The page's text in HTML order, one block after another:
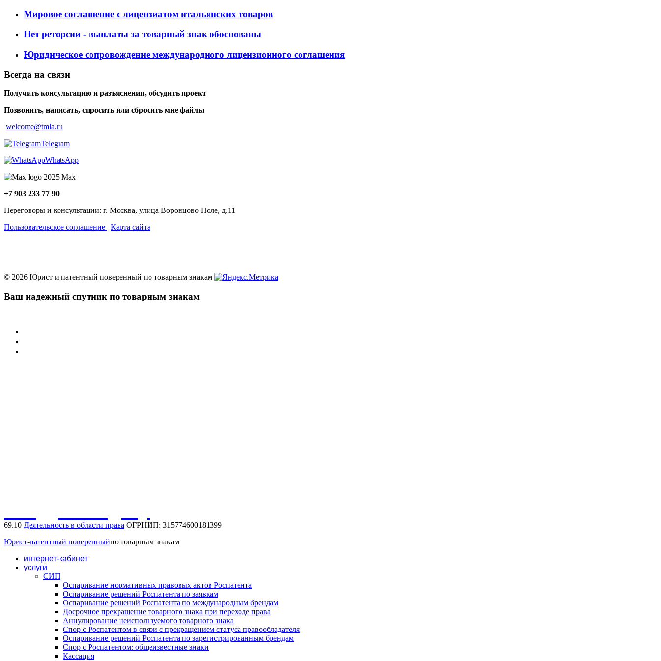
Мировое соглашение с лицензиатом итальянских товаров
Нет реторсии - выплаты за товарный знак обоснованы
Юридическое сопровождение международного лицензионного соглашения
Всегда на связи
Получить консультацию и разъяснения, обсудить проект
Позвонить, написать, спросить или сбросить мне файлы
welcome@tmla.ru
Telegram
WhatsApp
Maх
+7 903 233 77 90
Переговоры и консультации: г. Москва, улица Воронцово Поле, д.11
Пользовательское соглашение | Карта сайта
© 2026 Юрист и патентный поверенный по товарным знакам
Ваш надежный спутник по товарным знакам
69.10 Деятельность в области права ОГРНИП: 315774600181399
Юрист-патентный поверенныйпо товарным знакам
интернет-кабинет
услуги
СИП
Оспаривание нормативных правовых актов Роспатента
Оспаривание решений Роспатента по заявкам
Оспаривание решений Роспатента по международным брендам
Досрочное прекращение товарного знака при переходе права
Аннулирование неиспользуемого товарного знака
Спор с Роспатентом в связи с прекращением статуса правообладателя
Оспаривание решений Роспатента по зарегистрированным брендам
Спор с Роспатентом: общеизвестные знаки
Кассация